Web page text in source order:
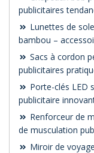
publicitaires
Lunettes de
bambou –
Sacs à cordon
publicitaires
Porte-clés LED
publicitaire
Renforceur de
de musculation
Miroir de